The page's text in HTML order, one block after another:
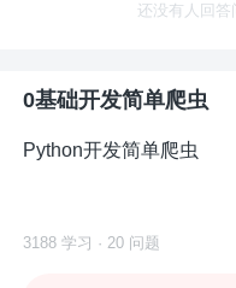
还没有人回
0基础开发简单爬虫
Python开发简单爬虫
3188 学习 · 20 问题